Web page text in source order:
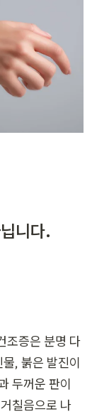
니다.
조증은 분명 다
, 붉은 발진이
두꺼운 판이
칠음으로 나